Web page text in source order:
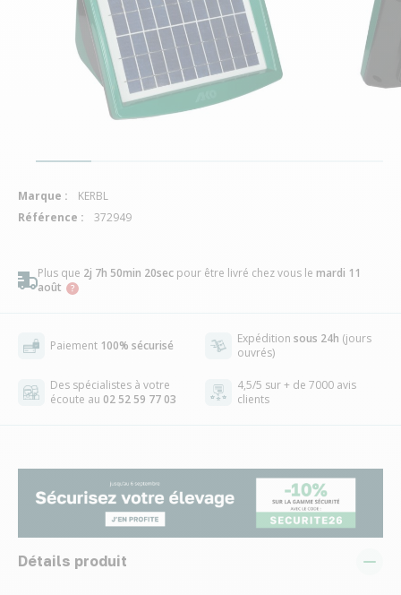
Plus que 2j 7h 50min 19sec pour être livré chez vous le mardi 11
août
Paiement 100% sécurisé Expédition sous 24h (jours
ouvrés)
Des spécialistes à votre
écoute au 02 52 59 77 03
4,5/5 sur + de 7000 avis
clients
Détails produit
Marque :
KERBL
Référence :
372949